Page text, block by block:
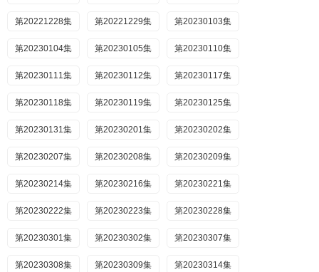
第20221228集 第20221229集 第20230103集
第20230104集 第20230105集 第20230110集
第20230111集 第20230112集 第20230117集
第20230118集 第20230119集 第20230125集
第20230131集 第20230201集 第20230202集
第20230207集 第20230208集 第20230209集
第20230214集 第20230216集 第20230221集
第20230222集 第20230223集 第20230228集
第20230301集 第20230302集 第20230307集
第20230308集 第20230309集 第20230314集